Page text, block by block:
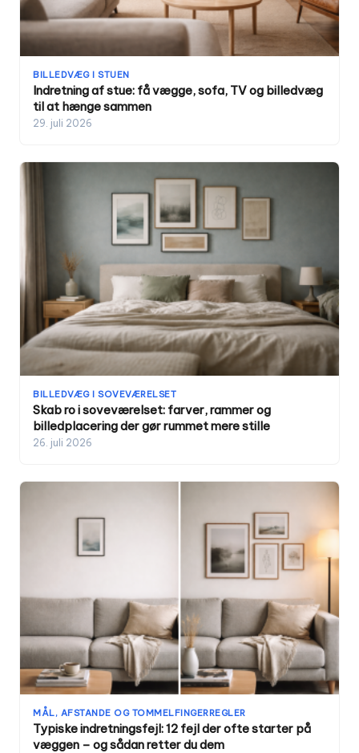
BILLEDVÆG I STUEN
Indretning af stue: få vægge, sofa, TV og billedvæg
til at hænge sammen
29. juli 2026
BILLEDVÆG I SOVEVÆRELSET
Skab ro i soveværelset: farver, rammer og
billedplacering der gør rummet mere stille
26. juli 2026
MÅL, AFSTANDE OG TOMMELFINGERREGLER
Typiske indretningsfejl: 12 fejl der ofte starter på
væggen – og sådan retter du dem